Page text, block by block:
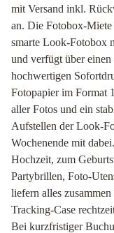
mit Versand inkl.
an. Die Fotobox-
smarte Look-Fotobox
und verfügt über
hochwertigen
Fotopapier im Format
aller Fotos und ein
Aufstellen der Look-
Wochenende mit
Hochzeit, zum
Partybrillen, Foto-
liefern alles
Tracking-Case
Bei kurzfristiger